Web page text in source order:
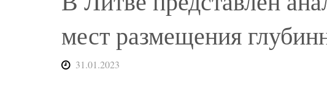
мест размещения
31.01.2023